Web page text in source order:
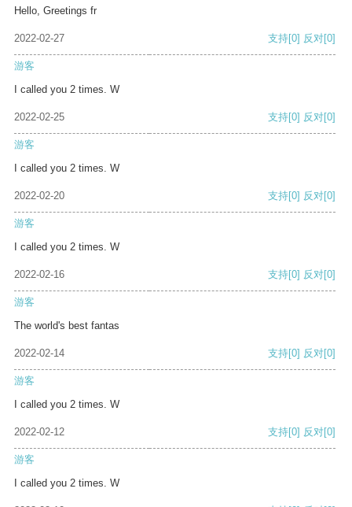
Hello, Greetings fr
2022-02-27 支持[0] 反对[0]
游客
I called you 2 times. W
2022-02-25 支持[0] 反对[0]
游客
I called you 2 times. W
2022-02-20 支持[0] 反对[0]
游客
I called you 2 times. W
2022-02-16 支持[0] 反对[0]
游客
The world's best fantas
2022-02-14 支持[0] 反对[0]
游客
I called you 2 times. W
2022-02-12 支持[0] 反对[0]
游客
I called you 2 times. W